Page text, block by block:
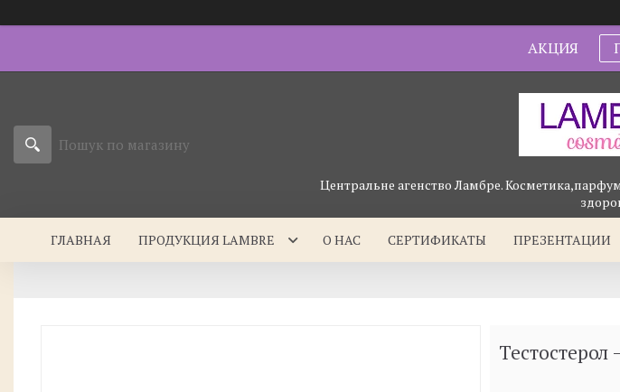
АКЦИЯ
Центральне агенство Ламбре.
ГЛАВНАЯ ПРОДУКЦИЯ LAMBRE О НАС СЕРТИФИКАТЫ ПРЕЗЕНТАЦИИ
Тестостерол